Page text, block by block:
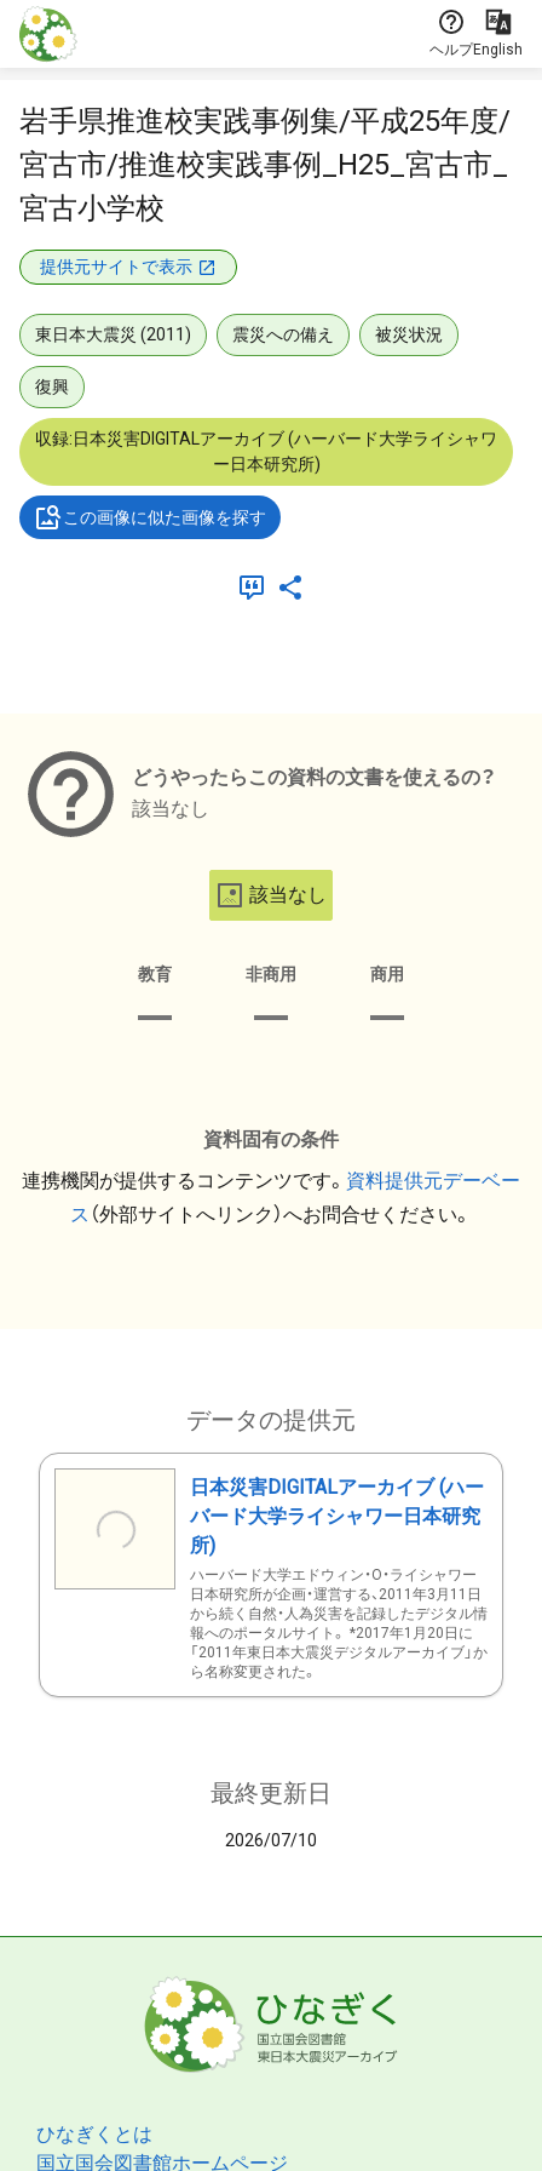
本文に飛ぶ
ヘルプEnglish
岩手県推進校実践事例集/平成25年度/
宮古市/推進校実践事例_H25_宮古市_
宮古小学校
提供元サイトで表示
東日本大震災 (2011) 震災への備え 被災状況
復興
収録:日本災害DIGITALアーカイブ (ハーバード大学ライシャワ
ー日本研究所)
この画像に似た画像を探す
どうやったらこの資料の文書を使えるの？
該当なし
該当なし
教育 非商用 商用
資料固有の条件
連携機関が提供するコンテンツです。 資料提供元デーベー
ス （外部サイトへリンク）へお問合せください。
データの提供元
日本災害DIGITALアーカイブ (ハー
バード大学ライシャワー日本研究
所)
ハーバード大学エドウィン・O・ライシャワー
日本研究所が企画・運営する、2011年3月11日
から続く自然・人為災害を記録したデジタル情
報へのポータルサイト。 *2017年1月20日に
「2011年東日本大震災デジタルアーカイブ」か
ら名称変更された。
最終更新日
2026/07/10
ひなぎくとは
国立国会図書館ホームページ